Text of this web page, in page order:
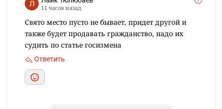
11 часов назад
Свято место пусто не бывает, придет другой и
также будет продавать гражданство, надо их
судить по статье госизмена
Ответить